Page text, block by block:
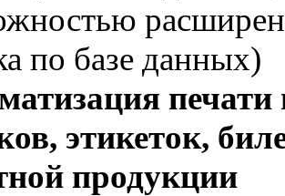
по базе данных)
печати
этикеток,
продукции